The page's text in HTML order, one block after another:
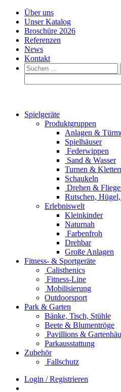
Über uns
Unser Katalog
Broschüre 2026
Referenzen
News
Kontakt
Suchen
nach:
Spielgeräte
Produktgruppen
Anlagen &
Spielhäuser
Federwippen
Sand & Wasser
Turnen &
Schaukeln
Drehen &
Rutschen,
Erlebniswelt
Kleinkinder
Naturnah
Farbenfroh
Drehbar
Große Anlagen
Fitness- & Sportgeräte
Calisthenics
Fitness-Line
Mobilisierung
Outdoorsport
Park & Garten
Bänke, Tisch, Stühle
Beete & Blumentröge
Pavillions &
Parkausstattung
Zubehör
Fallschutz
Login / Registrieren